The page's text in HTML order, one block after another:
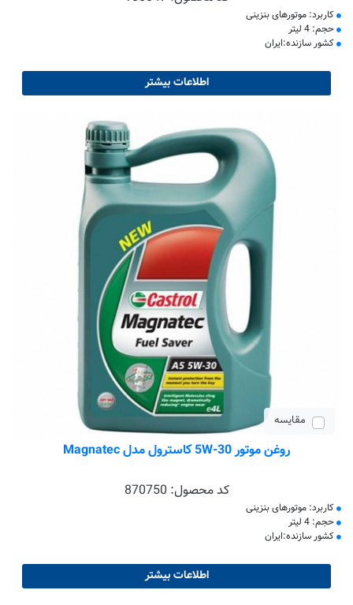
کاربرد: موتورهای بنزینی
حجم: 4 لیتر
کشور سازنده:ایران
اطلاعات بیشتر
مقایسه
روغن موتور 5W-30 کاسترول مدل Magnatec
کد محصول: 870750
کاربرد: موتورهای بنزینی
حجم: 4 لیتر
کشور سازنده:ایران
اطلاعات بیشتر